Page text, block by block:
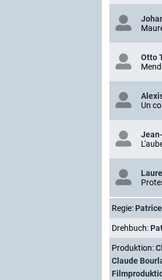
Otto
Un
Regie:
Drehbuch:
Produktion:
Claude